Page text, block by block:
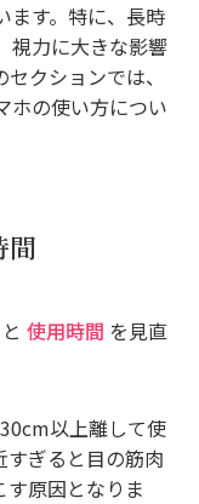
ます。特に、長時
視力に大きな影響
クションでは、
ホの使い方につい
間
と使用時間 を見直
以上離して使
すぎると目の筋肉
す原因となりま